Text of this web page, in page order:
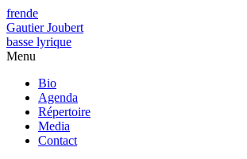
frende
Gautier Joubert
basse lyrique
Menu
Bio
Agenda
Répertoire
Media
Contact